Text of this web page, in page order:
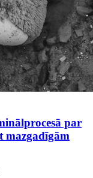
par
mazgadīgām